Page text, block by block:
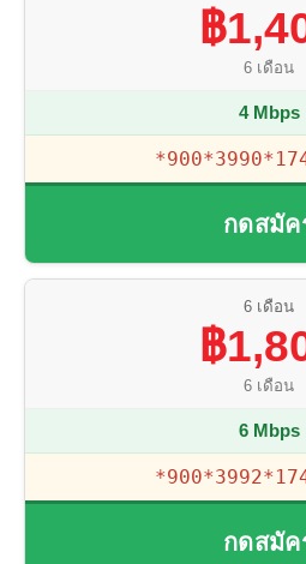
฿
6 เดือน
4 Mbps
กดสมัค
6 เดือน
฿
6 เดือน
6 Mbps
กดสมัค